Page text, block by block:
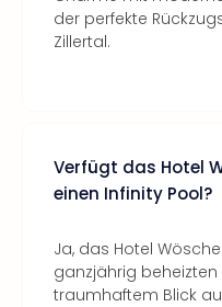
der perfekte
Zillertal.
Verfügt das Hotel
einen Infinity Pool?
Ja, das Hotel
ganzjährig beheizten
traumhaftem Blick